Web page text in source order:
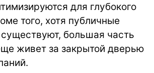
для глубокого
того, хотя публичные
большая часть
живет за закрытой дверью